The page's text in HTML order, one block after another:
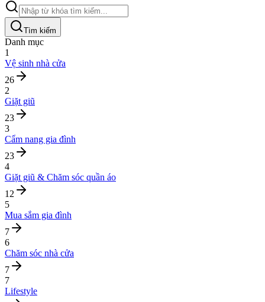
Tìm kiếm
Danh mục
1
Vệ sinh nhà cửa
26
2
Giặt giũ
23
3
Cẩm nang gia đình
23
4
Giặt giũ & Chăm sóc quần áo
12
5
Mua sắm gia đình
7
6
Chăm sóc nhà cửa
7
7
Lifestyle